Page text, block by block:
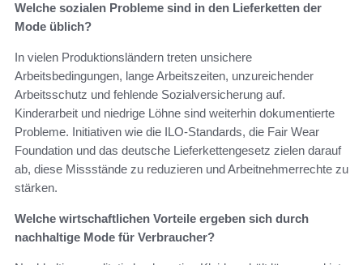
Welche sozialen Probleme sind in den Lieferketten der
Mode üblich?
In vielen Produktionsländern treten unsichere
Arbeitsbedingungen, lange Arbeitszeiten, unzureichender
Arbeitsschutz und fehlende Sozialversicherung auf.
Kinderarbeit und niedrige Löhne sind weiterhin dokumentierte
Probleme. Initiativen wie die ILO-Standards, die Fair Wear
Foundation und das deutsche Lieferkettengesetz zielen darauf
ab, diese Missstände zu reduzieren und Arbeitnehmerrechte zu
stärken.
Welche wirtschaftlichen Vorteile ergeben sich durch
nachhaltige Mode für Verbraucher?